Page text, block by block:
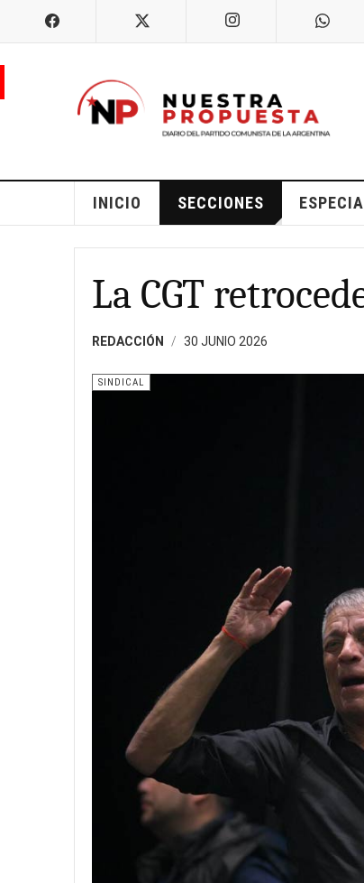
INICIO SECCIONES
La CGT
REDACCIÓN 30 JUNIO 2026
SINDICAL